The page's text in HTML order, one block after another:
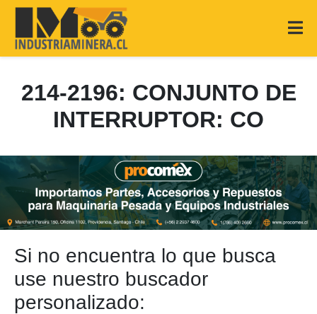
214-2196: CONJUNTO DE
INTERRUPTOR: CO
Si no encuentra lo que busca
use nuestro buscador
personalizado: